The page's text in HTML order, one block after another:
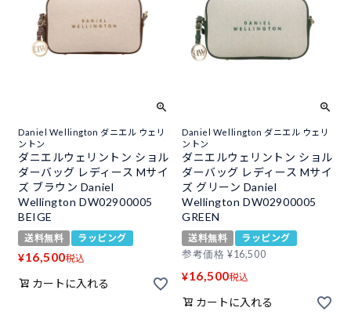
Daniel Wellington ダニエル ウェリ
ントン
ダニエルウェリントン ショル
ダーバッグ レディース Mサイ
ズ ブラウン Daniel
Wellington DW02900005
BEIGE
送料無料 ラッピング
¥16,500税込
カートに入れる
Daniel Wellington ダニエル ウェリ
ントン
ダニエルウェリントン ショル
ダーバッグ レディース Mサイ
ズ グリーン Daniel
Wellington DW02900005
GREEN
送料無料
ラッピング
参考価格 ¥16,500
¥16,500税込
カートに入れる